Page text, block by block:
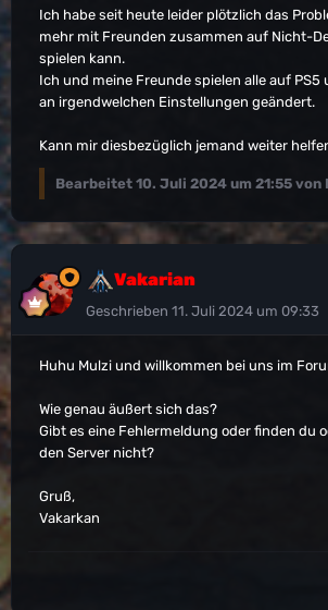
Ich habe seit heute leider plötzlich das
mehr mit Freunden zusammen auf Nicht-
spielen kann.
Ich und meine Freunde spielen alle auf PS5
an irgendwelchen Einstellungen geändert.
Kann mir diesbezüglich jemand weiter
Bearbeitet 10. Juli 2024 um 21:55 von
Vakarian
Geschrieben 11. Juli 2024 um 09:33
Huhu Mulzi und willkommen bei uns im
Wie genau äußert sich das?
Gibt es eine Fehlermeldung oder finden du
den Server nicht?
Gruß,
Vakarkan